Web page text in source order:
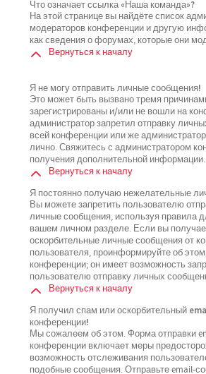
Что означает ссылка «Наша команда»?
На этой странице вы найдёте список
модераторов конференции и другую
как сведения о форумах, которые они
Вернуться к началу
Я не могу отправить личные сообщения!
Это может быть вызвано тремя
зарегистрированы и/или не вошли на
администратор запретил отправку
всей конференции или же
лично. Свяжитесь с администратором
получения дополнительной информации.
Вернуться к началу
Я постоянно получаю нежелательные
Вы можете запретить пользователю
личные сообщения, используя правила
вашем личном разделе. Если вы
оскорбительные личные сообщения от
пользователя, проинформируйте об
конференции; он имеет возможность
пользователю отправку личных
Вернуться к началу
Я получил спам или оскорбительный
конференции!
Мы сожалеем об этом. Форма отправки
конференции включает меры
возможность отслеживания
подобные сообщения. Отправьте email-